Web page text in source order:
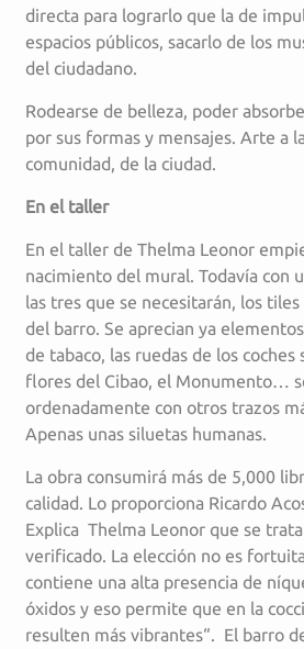
directa para lograrlo que la de
espacios públicos, sacarlo de los
del ciudadano.
Rodearse de belleza, poder
por sus formas y mensajes. Arte a
comunidad, de la ciudad.
En el taller
En el taller de Thelma Leonor
nacimiento del mural. Todavía con
las tres que se necesitarán, los
del barro. Se aprecian ya
de tabaco, las ruedas de los coches
flores del Cibao, el Monumento…
ordenadamente con otros trazos
Apenas unas siluetas humanas.
La obra consumirá más de 5,000
calidad. Lo proporciona Ricardo
Explica Thelma Leonor que se
verificado. La elección no es
contiene una alta presencia de
óxidos y eso permite que en la
resulten más vibrantes“. El barro